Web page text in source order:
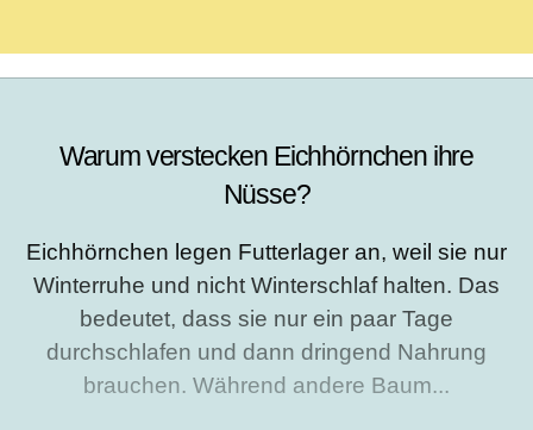
Warum verstecken Eichhörnchen ihre
Nüsse?
Eichhörnchen legen Futterlager an, weil sie nur
Winterruhe und nicht Winterschlaf halten. Das
bedeutet, dass sie nur ein paar Tage
durchschlafen und dann dringend Nahrung
brauchen. Während andere Baum...